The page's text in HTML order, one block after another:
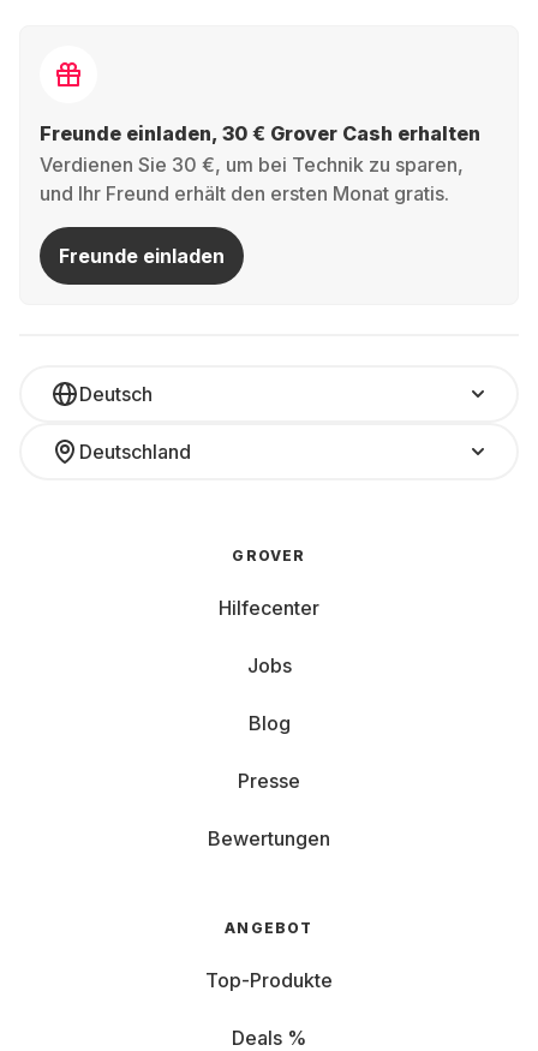
Freunde einladen, 30 € Grover Cash erhalten
Verdienen Sie 30 €, um bei Technik zu sparen,
und Ihr Freund erhält den ersten Monat gratis.
Freunde einladen
Deutsch
Deutschland
GROVER
Hilfecenter
Jobs
Blog
Presse
Bewertungen
ANGEBOT
Top-Produkte
Deals %